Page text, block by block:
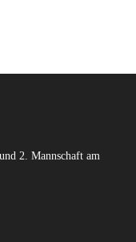
2. Mannschaft am